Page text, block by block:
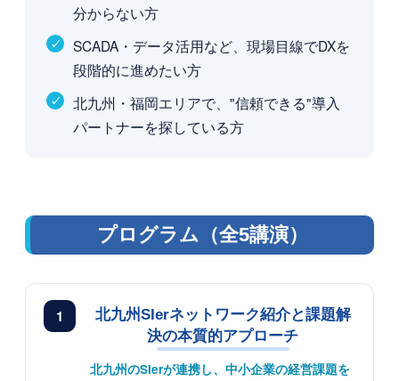
分からない方
SCADA・データ活用など、現場目線でDXを
段階的に進めたい方
北九州・福岡エリアで、"信頼できる"導入
パートナーを探している方
プログラム（全5講演）
1
北九州SIerネットワーク紹介と課題解
決の本質的アプローチ
北九州のSIerが連携し、中小企業の経営課題を